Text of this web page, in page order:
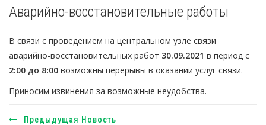
Аварийно-восстановительные работы
В связи с проведением на центральном узле связи
аварийно-восстановительных работ 30.09.2021 в период с
2:00 до 8:00 возможны перерывы в оказании услуг связи.
Приносим извинения за возможные неудобства.
Предыдущая Новость